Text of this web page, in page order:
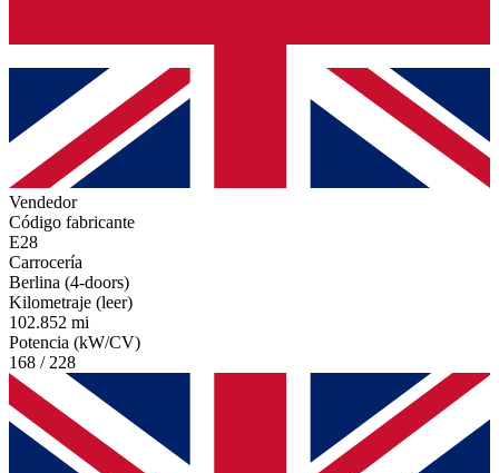
Vendedor
Código fabricante
E28
Carrocería
Berlina (4-doors)
Kilometraje (leer)
102.852 mi
Potencia (kW/CV)
168 / 228